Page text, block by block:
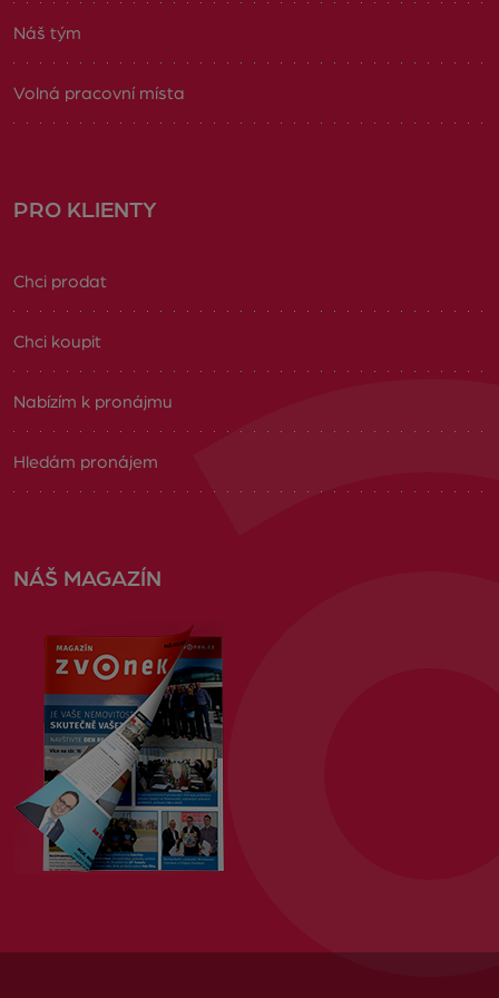
Náš tým
Volná pracovní místa
PRO KLIENTY
Chci prodat
Chci koupit
Nabízím k pronájmu
Hledám pronájem
NÁŠ MAGAZÍN